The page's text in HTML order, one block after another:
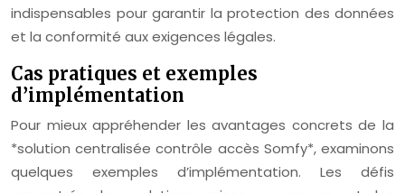
indispensables pour garantir la protection des données
et la conformité aux exigences légales.
Cas pratiques et exemples
d’implémentation
Pour mieux appréhender les avantages concrets de la
*solution centralisée contrôle accès Somfy*, examinons
quelques exemples d’implémentation. Les défis